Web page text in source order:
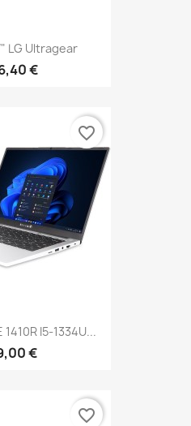
LG Ultragear
€
1410R I5-1334U...
€
favorite_border
favorite_border